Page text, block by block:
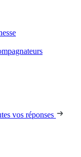
vos réponses